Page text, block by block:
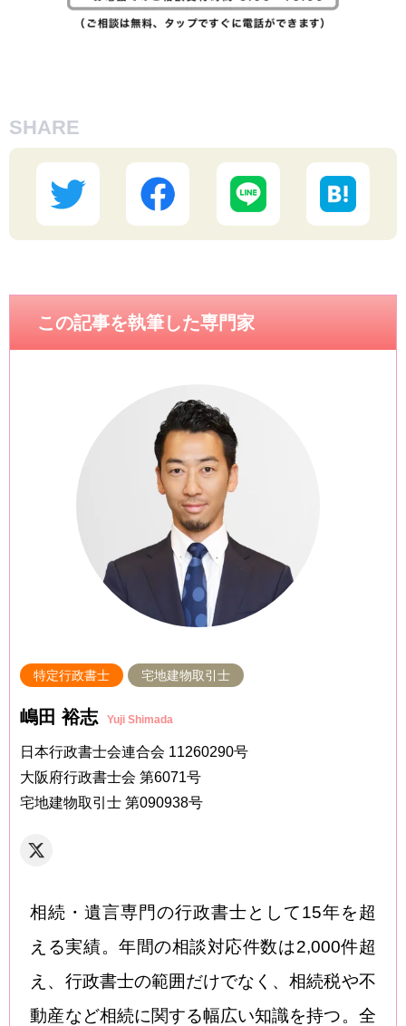
SHARE
この記事を執筆した専門家
特定行政書士 宅地建物取引士
嶋田 裕志 Yuji Shimada
日本行政書士会連合会 11260290号
大阪府行政書士会 第6071号
宅地建物取引士 第090938号
相続・遺言専門の行政書士として15年を超
える実績。年間の相談対応件数は2,000件超
え、行政書士の範囲だけでなく、相続税や不
動産など相続に関する幅広い知識を持つ。全